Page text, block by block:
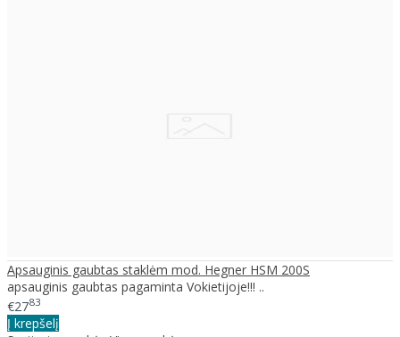
Apsauginis gaubtas staklėm mod. Hegner HSM 200S
apsauginis gaubtas pagaminta Vokietijoje!!! ..
€2783
Į krepšelį